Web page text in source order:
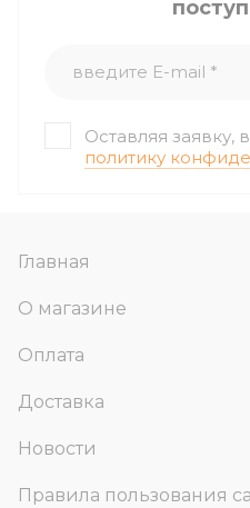
Главная
О магазине
Оплата
Доставка
Новости
Правила пользования
Оставляя заявку,
политику